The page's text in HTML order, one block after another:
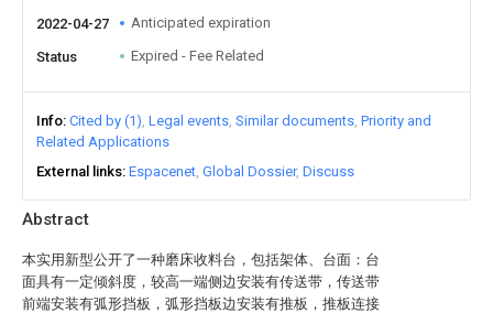
Abstract
本实用新型公开了一种磨床收料台，包括架体、台面：台
面具有一定倾斜度，较高一端侧边安装有传送带，传送带
前端安装有弧形挡板，弧形挡板边安装有推板，推板连接
2022-04-27 Anticipated expiration
Status Expired - Fee Related
Info Cited by (1) Legal events Similar documents Priority and
Related Applications
External links Espacenet Global Dossier Discuss